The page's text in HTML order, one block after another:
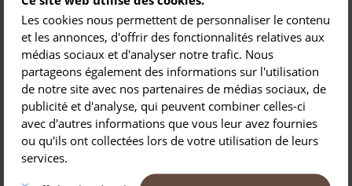
Les cookies nous permettent de personnaliser le contenu
et les annonces, d'offrir des fonctionnalités relatives aux
médias sociaux et d'analyser notre trafic. Nous
partageons également des informations sur l'utilisation
de notre site avec nos partenaires de médias sociaux, de
publicité et d'analyse, qui peuvent combiner celles-ci
avec d'autres informations que vous leur avez fournies
ou qu'ils ont collectées lors de votre utilisation de leurs
services.
1% demolybdèneet devanadium
lame et facilité de réaffûtage
Lalame du couteauà découper possède un tranchant
lisse qui facilite le réaffûtage et ne déchire pas la
viande. Son établure résulte d’une émouture précise et
fine, tandis que sonaffilage rasoir possède une très
bonne tenue de coupe.
Le manche est proposé eninox mat ou brillant.
DÉTAILS DU PRODUIT 